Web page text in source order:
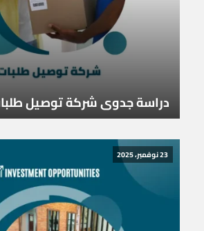
دراسة جدوى شركة توصيل
23 نوفمبر، 2025